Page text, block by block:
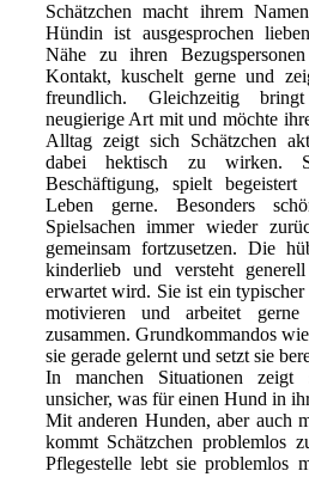
Schätzchen macht ihrem
Hündin ist ausgesprochen
Nähe zu ihren
Kontakt, kuschelt gerne und
freundlich. Gleichzeitig
neugierige Art mit und möchte
Alltag zeigt sich Schätzchen
dabei hektisch zu wirken.
Beschäftigung, spielt
Leben gerne. Besonders
Spielsachen immer wieder
gemeinsam fortzusetzen. Die
kinderlieb und versteht
erwartet wird. Sie ist ein
motivieren und arbeitet
zusammen. Grundkommandos
sie gerade gelernt und setzt sie
In manchen Situationen zeigt
unsicher, was für einen Hund in
Mit anderen Hunden, aber auch
kommt Schätzchen problemlos
Pflegestelle lebt sie problemlos